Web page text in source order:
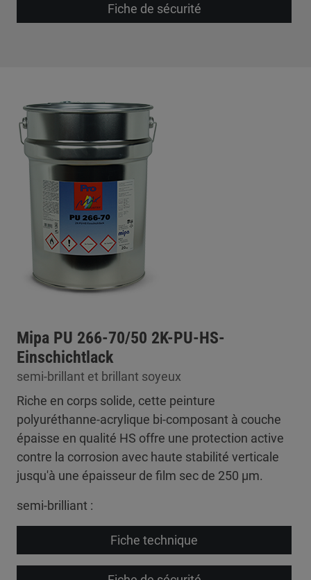
Fiche de sécurité
Mipa PU 266-70/50 2K-PU-HS-
Einschichtlack
semi-brillant et brillant soyeux
Riche en corps solide, cette peinture
polyuréthanne-acrylique bi-composant à couche
épaisse en qualité HS offre une protection active
contre la corrosion avec haute stabilité verticale
jusqu'à une épaisseur de film sec de 250 µm.
semi-brilliant :
Fiche technique